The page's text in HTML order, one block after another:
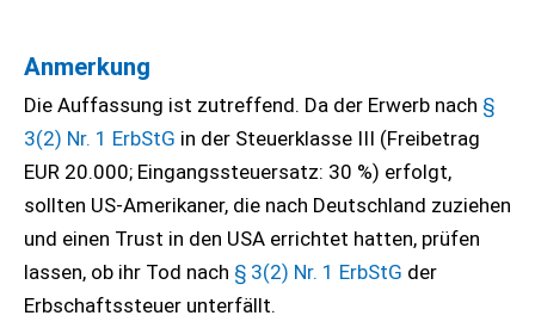
Anmerkung
Die Auffassung ist zutreffend. Da der Erwerb nach §
3(2) Nr. 1 ErbStG in der Steuerklasse III (Freibetrag
EUR 20.000; Eingangssteuersatz: 30 %) erfolgt,
sollten US-Amerikaner, die nach Deutschland zuziehen
und einen Trust in den USA errichtet hatten, prüfen
lassen, ob ihr Tod nach § 3(2) Nr. 1 ErbStG der
Erbschaftssteuer unterfällt.